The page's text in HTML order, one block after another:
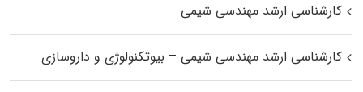
کارشناسی ارشد مهندسی شیمی
کارشناسی ارشد مهندسی شیمی – بیوتکنولوژی و داروسازی